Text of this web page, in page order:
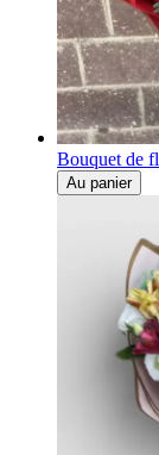
Bouquet de
Au panier